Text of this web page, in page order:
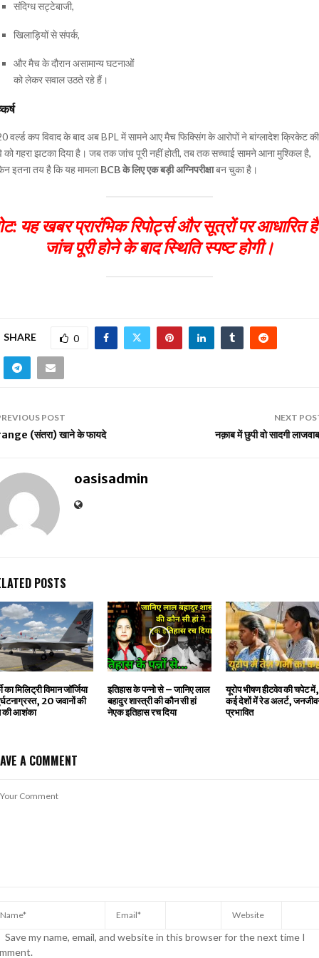
संदिग्ध सट्टेबाजी,
खिलाड़ियों से संपर्क,
और मैच के दौरान असामान्य घटनाओं
को लेकर सवाल उठते रहे हैं।
वर्ल्ड कप विवाद के बाद अब BPL में सामने आए मैच फिक्सिंग के आरोपों ने बांग्लादेश क्रिकेट की
को गहरा झटका दिया है। जब तक जांच पूरी नहीं होती, तब तक सच्चाई सामने आना मुश्किल है,
इतना तय है कि यह मामलाBCB के लिए एक बड़ी अग्निपरीक्षाबन चुका है।
यह खबर प्रारंभिक रिपोर्ट्स और सूत्रों पर आधारित
जांच पूरी होने के बाद स्थिति स्पष्ट होगी।
SHARE 0
POST
(संतरा) खाने के फायदे
NEXT
नक़ाब में छुपी वो सादगी
oasisadmin
POSTS
का मिलिट्री विमान जॉर्जिया
20 जवानों की
की आशंका
इतिहास के पन्नो से – जानिए लाल
बहादुर शास्त्री की कौन सी हां
नेएक इतिहास रच दिया
यूरोप भीषण हीटवेव की चपेट में,
कई देशों में रेड अलर्ट,
प्रभावित
A COMMENT
Save my name, email, and website in this browser for the next time I